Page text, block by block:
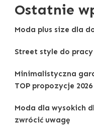
Ostatnie
Moda plus size dla
Street style do
Minimalistyczna
TOP propozycje 2026
Moda dla wysokich
zwrócić uwagę